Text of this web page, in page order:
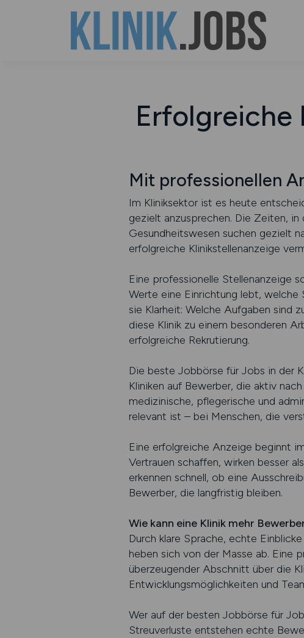
Erfolgreiche
Mit professionellen
Im Kliniksektor ist es heute
gezielt anzusprechen. Die Zeiten,
Gesundheitswesen suchen gezielt
erfolgreiche Klinikstellenanzeige
Eine professionelle Stellenanzeige
Werte eine Einrichtung lebt,
sie Klarheit: Welche Aufgaben sind
diese Klinik zu einem besonderen
erfolgreiche Rekrutierung.
Die beste Jobbörse für Jobs in der
Kliniken auf Bewerber, die aktiv
medizinische, pflegerische und
relevant ist – bei Menschen, die
Eine erfolgreiche Anzeige beginnt
Vertrauen schaffen, wirken besser
erkennen schnell, ob eine
Bewerber, die langfristig bleiben.
Wie kann eine Klinik mehr
Durch klare Sprache, echte
heben sich von der Masse ab. Eine
überzeugender Abschnitt über die
Entwicklungsmöglichkeiten und
Wer auf der besten Jobbörse für
Streuverluste entstehen echte